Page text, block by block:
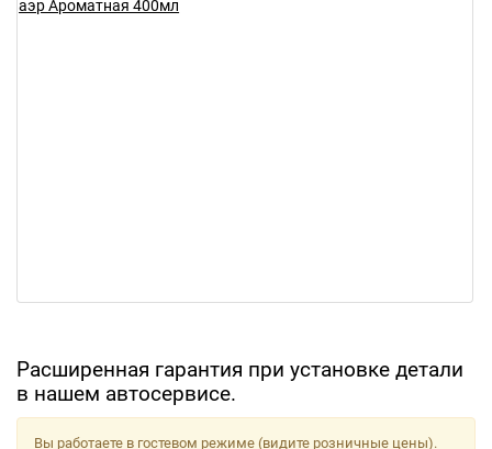
Расширенная гарантия при установке детали
в нашем автосервисе.
Вы работаете в гостевом режиме (видите розничные цены).